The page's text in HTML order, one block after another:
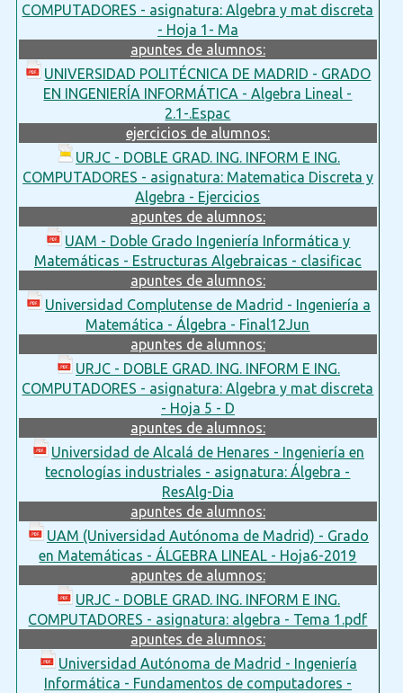
COMPUTADORES - asignatura: Algebra y mat discreta
- Hoja 1- Ma
apuntes de alumnos:
UNIVERSIDAD POLITÉCNICA DE MADRID - GRADO
EN INGENIERÍA INFORMÁTICA - Algebra Lineal -
2.1-.Espac
ejercicios de alumnos:
URJC - DOBLE GRAD. ING. INFORM E ING.
COMPUTADORES - asignatura: Matematica Discreta y
Algebra - Ejercicios
apuntes de alumnos:
UAM - Doble Grado Ingeniería Informática y
Matemáticas - Estructuras Algebraicas - clasificac
apuntes de alumnos:
Universidad Complutense de Madrid - Ingeniería a
Matemática - Álgebra - Final12Jun
apuntes de alumnos:
URJC - DOBLE GRAD. ING. INFORM E ING.
COMPUTADORES - asignatura: Algebra y mat discreta
- Hoja 5 - D
apuntes de alumnos:
Universidad de Alcalá de Henares - Ingeniería en
tecnologías industriales - asignatura: Álgebra -
ResAlg-Dia
apuntes de alumnos:
UAM (Universidad Autónoma de Madrid) - Grado
en Matemáticas - ÁLGEBRA LINEAL - Hoja6-2019
apuntes de alumnos:
URJC - DOBLE GRAD. ING. INFORM E ING.
COMPUTADORES - asignatura: algebra - Tema 1.pdf
apuntes de alumnos:
Universidad Autónoma de Madrid - Ingeniería
Informática - Fundamentos de computadores -